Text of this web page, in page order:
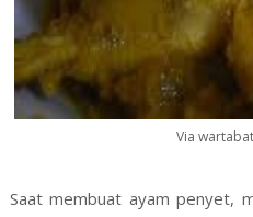
Via
Saat membuat ayam penyet,